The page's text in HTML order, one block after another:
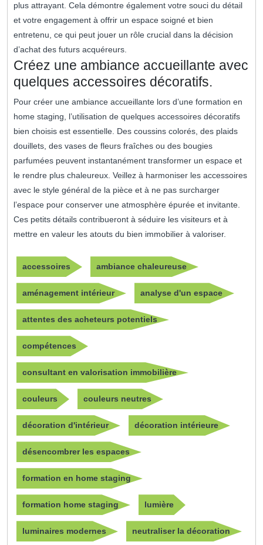
plus attrayant. Cela démontre également votre souci du détail
et votre engagement à offrir un espace soigné et bien
entretenu, ce qui peut jouer un rôle crucial dans la décision
d’achat des futurs acquéreurs.
Créez une ambiance accueillante avec
quelques accessoires décoratifs.
Pour créer une ambiance accueillante lors d’une formation en
home staging, l’utilisation de quelques accessoires décoratifs
bien choisis est essentielle. Des coussins colorés, des plaids
douillets, des vases de fleurs fraîches ou des bougies
parfumées peuvent instantanément transformer un espace et
le rendre plus chaleureux. Veillez à harmoniser les accessoires
avec le style général de la pièce et à ne pas surcharger
l’espace pour conserver une atmosphère épurée et invitante.
Ces petits détails contribueront à séduire les visiteurs et à
mettre en valeur les atouts du bien immobilier à valoriser.
accessoires ambiance chaleureuse
aménagement intérieur analyse d'un espace
attentes des acheteurs potentiels
compétences
consultant en valorisation immobilière
couleurs couleurs neutres
décoration d'intérieur décoration intérieure
désencombrer les espaces
formation en home staging
formation home staging lumière
luminaires modernes neutraliser la décoration